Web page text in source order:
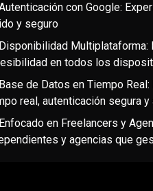
con Google:
y seguro
Multiplataforma:
en todos los
de Datos en Tiempo
real, autenticación segura
en Freelancers y
y agencias que